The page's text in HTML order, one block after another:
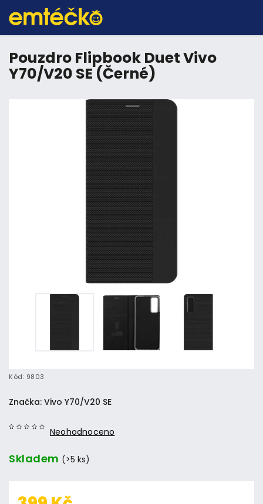
Pouzdro Flipbook Duet Vivo
Y70/V20 SE (Černé)
Kód: 9803
Neohodnoceno
Značka: Vivo Y70/V20 SE
Skladem (>5 ks)